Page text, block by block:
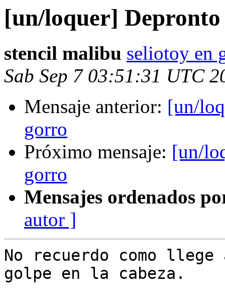
[un/loquer]
stencil malibu seliotoy en
Sab Sep 7 03:51:31 UTC
Mensaje anterior: [un/
gorro
Próximo mensaje: [un/
gorro
Mensajes ordenados
autor ]
No recuerdo como
golpe en la cabeza.